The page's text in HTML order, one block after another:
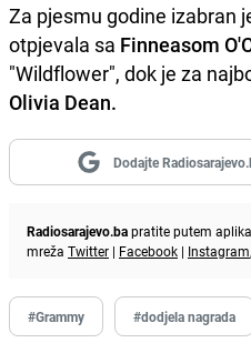
Za pjesmu godine izabran
otpjevala sa Finneasom
"Wildflower", dok je za
Olivia Dean.
Dodajte
Radiosarajevo.bapratite putem
mreža Twitter | Facebook | Instagram
#Grammy #dodjela nagrada